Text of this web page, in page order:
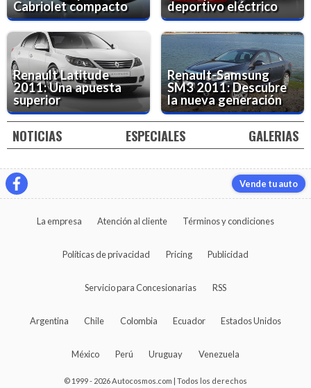
Cabriolet compacto
deportivo eléctrico
Renault Latitude
2011: Una apuesta
superior
Renault-Samsung
SM3 2011: Descubre
la nueva generación
NOTICIAS ESPECIALES GALERIAS
Vende tu auto
La empresa Atención al cliente Términos y condiciones
Políticas de privacidad Pricing Publicidad
Servicio para Concesionarias RSS
Argentina Chile Colombia Ecuador Estados Unidos
México Perú Uruguay Venezuela
© 1999 - 2026 Autocosmos.com | Todos los derechos